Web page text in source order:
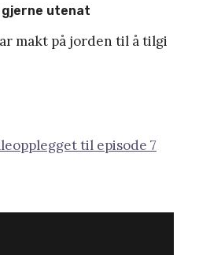
utenat
makt på jorden til å tilgi
til episode 7